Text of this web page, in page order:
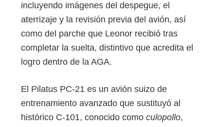
incluyendo imágenes del despegue, el
aterrizaje y la revisión previa del avión, así
como del parche que Leonor recibió tras
completar la suelta, distintivo que acredita el
logro dentro de la AGA.
El Pilatus PC‑21 es un avión suizo de
entrenamiento avanzado que sustituyó al
histórico C‑101, conocido como culopollo,